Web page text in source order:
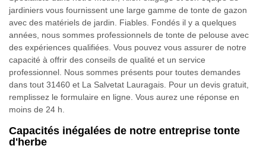
jardiniers vous fournissent une large gamme de tonte de gazon
avec des matériels de jardin. Fiables. Fondés il y a quelques
années, nous sommes professionnels de tonte de pelouse avec
des expériences qualifiées. Vous pouvez vous assurer de notre
capacité à offrir des conseils de qualité et un service
professionnel. Nous sommes présents pour toutes demandes
dans tout 31460 et La Salvetat Lauragais. Pour un devis gratuit,
remplissez le formulaire en ligne. Vous aurez une réponse en
moins de 24 h.
Capacités inégalées de notre entreprise tonte
d'herbe